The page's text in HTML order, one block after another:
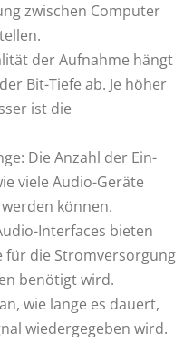
zwischen Computer
der Aufnahme hängt
Bit-Tiefe ab. Je höher
ist die
Die Anzahl der Ein-
viele Audio-Geräte
können.
Interfaces bieten
für die Stromversorgung
benötigt wird.
wie lange es dauert,
wiedergegeben wird.